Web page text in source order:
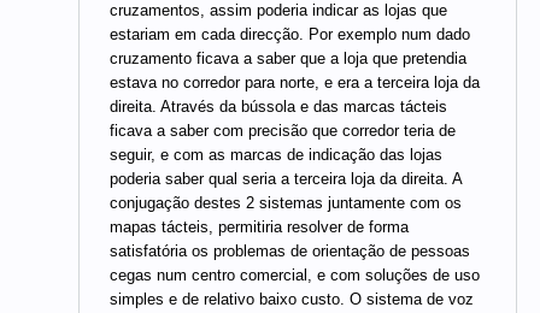
cruzamentos, assim poderia indicar as lojas que
estariam em cada direcção. Por exemplo num dado
cruzamento ficava a saber que a loja que pretendia
estava no corredor para norte, e era a terceira loja da
direita. Através da bússola e das marcas tácteis
ficava a saber com precisão que corredor teria de
seguir, e com as marcas de indicação das lojas
poderia saber qual seria a terceira loja da direita. A
conjugação destes 2 sistemas juntamente com os
mapas tácteis, permitiria resolver de forma
satisfatória os problemas de orientação de pessoas
cegas num centro comercial, e com soluções de uso
simples e de relativo baixo custo. O sistema de voz